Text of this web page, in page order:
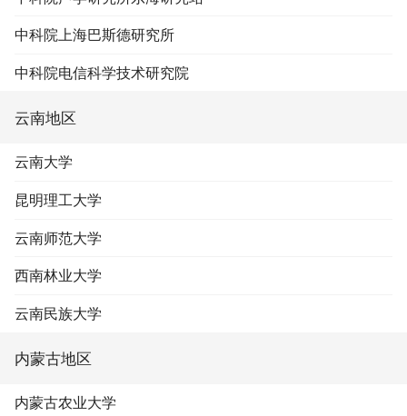
中科院上海巴斯德研究所
中科院电信科学技术研究院
云南地区
云南大学
昆明理工大学
云南师范大学
西南林业大学
云南民族大学
内蒙古地区
内蒙古农业大学